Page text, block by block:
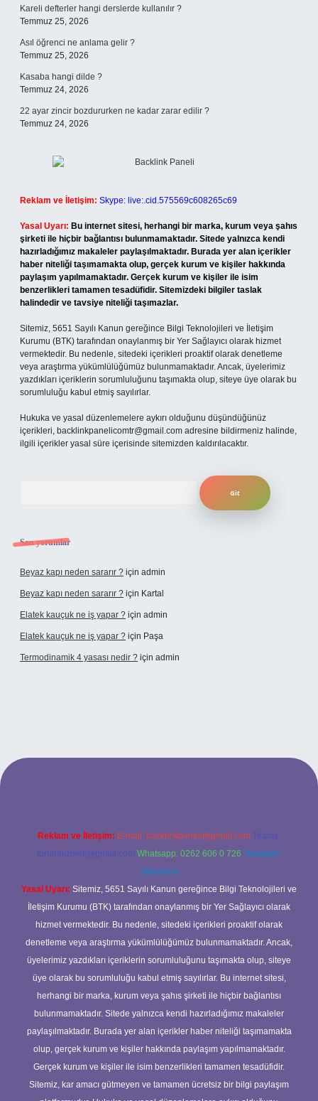
Kareli defterler hangi derslerde kullanılır ?
Temmuz 25, 2026
Asıl öğrenci ne anlama gelir ?
Temmuz 25, 2026
Kasaba hangi dilde ?
Temmuz 24, 2026
22 ayar zincir bozdururken ne kadar zarar edilir ?
Temmuz 24, 2026
Reklam ve İletişim: Skype: live:.cid.575569c608265c69
Yasal Uyarı: Bu internet sitesi, herhangi bir marka, kurum veya şahıs
şirketi ile hiçbir bağlantısı bulunmamaktadır. Sitede yalnızca kendi
hazırladığımız makaleler paylaşılmaktadır. Burada yer alan içerikler
haber niteliği taşımamakta olup, gerçek kurum ve kişiler hakkında
paylaşım yapılmamaktadır. Gerçek kurum ve kişiler ile isim
benzerlikleri tamamen tesadüfidir. Sitemizdeki bilgiler taslak
halindedir ve tavsiye niteliği taşımazlar.
Sitemiz, 5651 Sayılı Kanun gereğince Bilgi Teknolojileri ve İletişim
Kurumu (BTK) tarafından onaylanmış bir Yer Sağlayıcı olarak hizmet
vermektedir. Bu nedenle, sitedeki içerikleri proaktif olarak denetleme
veya araştırma yükümlülüğümüz bulunmamaktadır. Ancak, üyelerimiz
yazdıkları içeriklerin sorumluluğunu taşımakta olup, siteye üye olarak bu
sorumluluğu kabul etmiş sayılırlar.
Hukuka ve yasal düzenlemelere aykırı olduğunu düşündüğünüz
içerikleri, backlinkpanelicomtr@gmail.com adresine bildirmeniz halinde,
ilgili içerikler yasal süre içerisinde sitemizden kaldırılacaktır.
Son yorumlar
Beyaz kapı neden sararır ? için admin
Beyaz kapı neden sararır ? için Kartal
Elatek kauçuk ne iş yapar ? için admin
Elatek kauçuk ne iş yapar ? için Paşa
Termodinamik 4 yasası nedir ? için admin
Reklam ve İletişim: E-mail: backlinkpaneli@gmail.com Teams:
forumhizmeti@gmail.com Whatsapp: 0262 606 0 726 Telegram:
@karabul
Yasal Uyarı: Sitemiz, 5651 Sayılı Kanun gereğince Bilgi Teknolojileri ve
İletişim Kurumu (BTK) tarafından onaylanmış bir Yer Sağlayıcı olarak
hizmet vermektedir. Bu nedenle, sitedeki içerikleri proaktif olarak
denetleme veya araştırma yükümlülüğümüz bulunmamaktadır. Ancak,
üyelerimiz yazdıkları içeriklerin sorumluluğunu taşımakta olup, siteye
üye olarak bu sorumluluğu kabul etmiş sayılırlar. Bu internet sitesi,
herhangi bir marka, kurum veya şahıs şirketi ile hiçbir bağlantısı
bulunmamaktadır. Sitede yalnızca kendi hazırladığımız makaleler
paylaşılmaktadır. Burada yer alan içerikler haber niteliği taşımamakta
olup, gerçek kurum ve kişiler hakkında paylaşım yapılmamaktadır.
Gerçek kurum ve kişiler ile isim benzerlikleri tamamen tesadüfidir.
Sitemiz, kar amacı gütmeyen ve tamamen ücretsiz bir bilgi paylaşım